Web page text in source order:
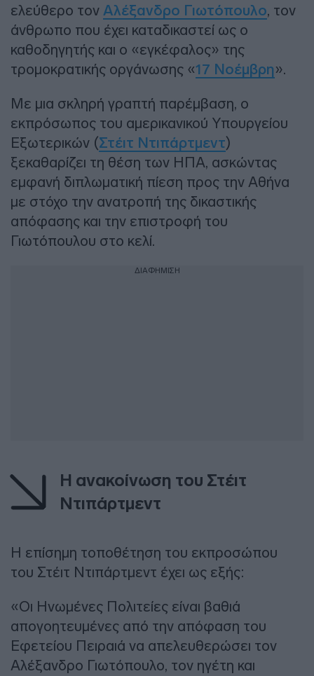
ελεύθερο τον Αλέξανδρο Γιωτόπουλο, τον
άνθρωπο που έχει καταδικαστεί ως ο
καθοδηγητής και ο «εγκέφαλος» της
τρομοκρατικής οργάνωσης «17 Νοέμβρη».
Με μια σκληρή γραπτή παρέμβαση, ο
εκπρόσωπος του αμερικανικού Υπουργείου
Εξωτερικών (Στέιτ Ντιπάρτμεντ)
ξεκαθαρίζει τη θέση των ΗΠΑ, ασκώντας
εμφανή διπλωματική πίεση προς την Αθήνα
με στόχο την ανατροπή της δικαστικής
απόφασης και την επιστροφή του
Γιωτόπουλου στο κελί.
ΔΙΑΦΗΜΙΣΗ
Η ανακοίνωση του Στέιτ
Ντιπάρτμεντ
Η επίσημη τοποθέτηση του εκπροσώπου
του Στέιτ Ντιπάρτμεντ έχει ως εξής:
«Οι Ηνωμένες Πολιτείες είναι βαθιά
απογοητευμένες από την απόφαση του
Εφετείου Πειραιά να απελευθερώσει τον
Αλέξανδρο Γιωτόπουλο, τον ηγέτη και